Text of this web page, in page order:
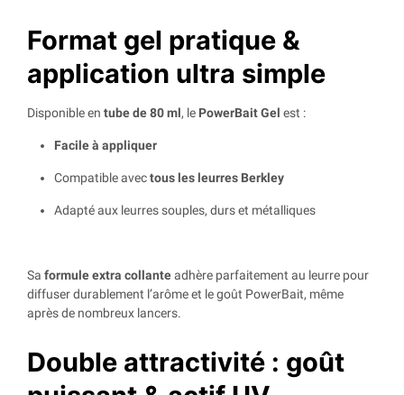
Format gel pratique &
application ultra simple
Disponible en tube de 80 ml, le PowerBait Gel est :
Facile à appliquer
Compatible avectous les leurres Berkley
Adapté aux leurres souples, durs et métalliques
Sa formule extra collanteadhère parfaitement au leurre pour
diffuser durablement l’arôme et le goût PowerBait, même
après de nombreux lancers.
Double attractivité : goût